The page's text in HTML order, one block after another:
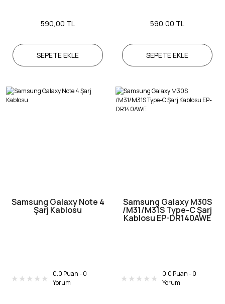
590,00 TL
SEPETE EKLE
590,00 TL
SEPETE EKLE
Samsung Galaxy Note 4
Şarj Kablosu
0.0 Puan - 0
Yorum
Samsung Galaxy M30S
/M31/M31S Type-C Şarj
Kablosu EP-DR140AWE
0.0 Puan - 0
Yorum